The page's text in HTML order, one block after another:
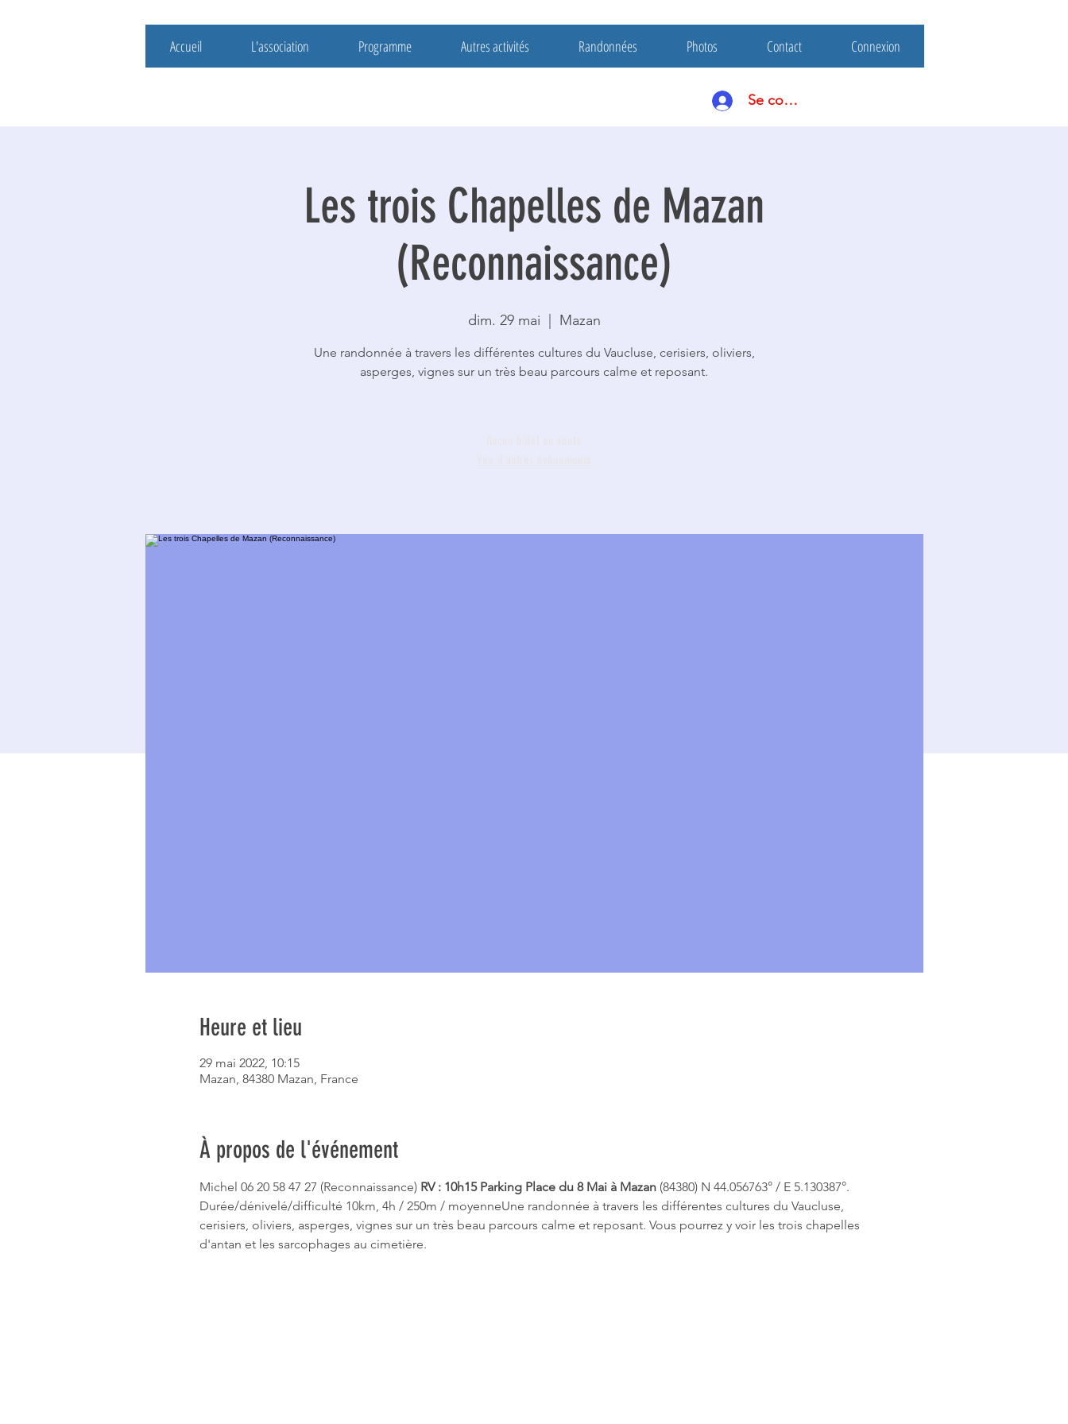
Accueil L'association Programme Autres activités Randonnées Photos Contact Connexion
Se connecter
Les trois Chapelles de Mazan
(Reconnaissance)
dim. 29 mai Mazan
Une randonnée à travers les différentes cultures du Vaucluse, cerisiers, oliviers,
asperges, vignes sur un très beau parcours calme et reposant.
Heure et lieu
29 mai 2022, 10:15
Mazan, 84380 Mazan, France
À propos de l'événement
Michel 06 20 58 47 27 (Reconnaissance) RV : 10h15 Parking Place du 8 Mai à Mazan (84380) N 44.056763° / E 5.130387°.
Durée/dénivelé/difficulté 10km, 4h / 250m / moyenneUne randonnée à travers les différentes cultures du Vaucluse,
cerisiers, oliviers, asperges, vignes sur un très beau parcours calme et reposant. Vous pourrez y voir les trois chapelles
d'antan et les sarcophages au cimetière.